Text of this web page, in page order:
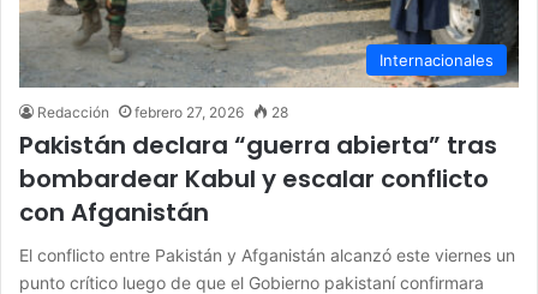
Internacionales
Redacción febrero 27, 2026 28
Pakistán declara “guerra abierta” tras
bombardear Kabul y escalar conflicto
con Afganistán
El conflicto entre Pakistán y Afganistán alcanzó este viernes un
punto crítico luego de que el Gobierno pakistaní confirmara